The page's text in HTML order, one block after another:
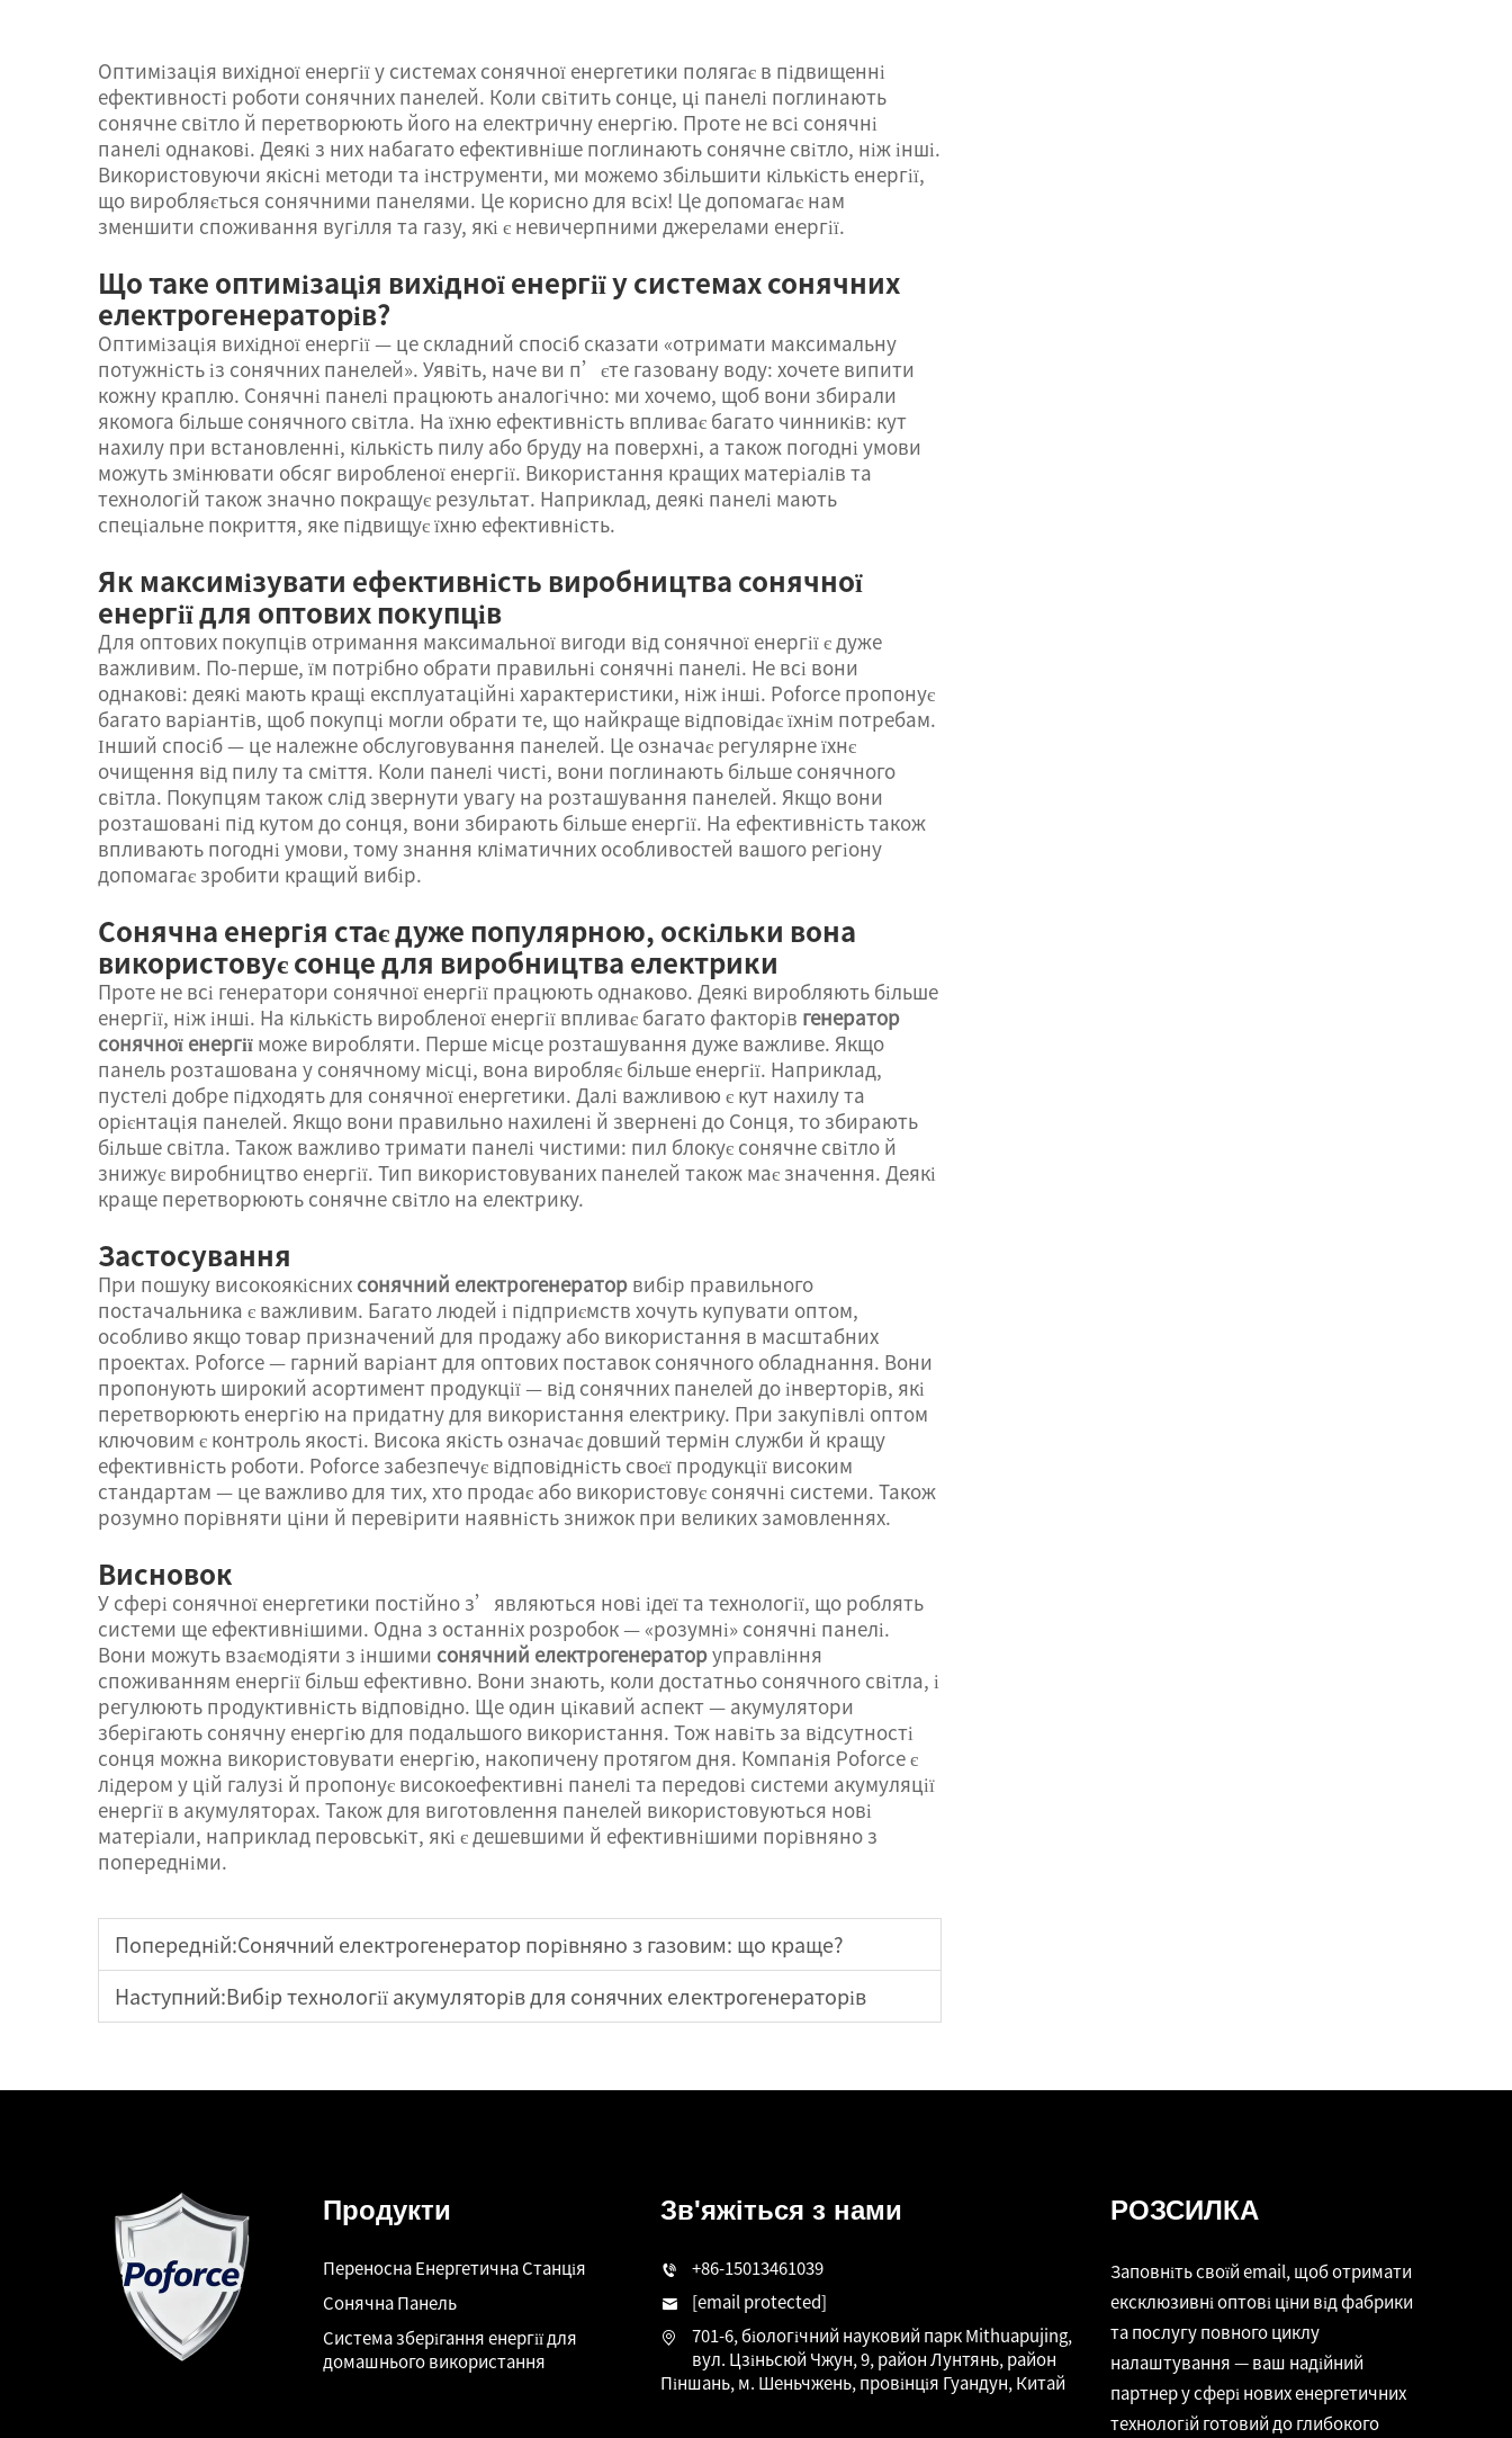
Оптимізація вихідної енергії у системах сонячної енергетики полягає в підвищенні
ефективності роботи сонячних панелей. Коли світить сонце, ці панелі поглинають
сонячне світло й перетворюють його на електричну енергію. Проте не всі сонячні
панелі однакові. Деякі з них набагато ефективніше поглинають сонячне світло, ніж інші.
Використовуючи якісні методи та інструменти, ми можемо збільшити кількість енергії,
що виробляється сонячними панелями. Це корисно для всіх! Це допомагає нам
зменшити споживання вугілля та газу, які є невичерпними джерелами енергії.
Що таке оптимізація вихідної енергії у системах сонячних
електрогенераторів?
Оптимізація вихідної енергії — це складний спосіб сказати «отримати максимальну
потужність із сонячних панелей». Уявіть, наче ви п’єте газовану воду: хочете випити
кожну краплю. Сонячні панелі працюють аналогічно: ми хочемо, щоб вони збирали
якомога більше сонячного світла. На їхню ефективність впливає багато чинників: кут
нахилу при встановленні, кількість пилу або бруду на поверхні, а також погодні умови
можуть змінювати обсяг виробленої енергії. Використання кращих матеріалів та
технологій також значно покращує результат. Наприклад, деякі панелі мають
спеціальне покриття, яке підвищує їхню ефективність.
Як максимізувати ефективність виробництва сонячної
енергії для оптових покупців
Для оптових покупців отримання максимальної вигоди від сонячної енергії є дуже
важливим. По-перше, їм потрібно обрати правильні сонячні панелі. Не всі вони
однакові: деякі мають кращі експлуатаційні характеристики, ніж інші. Poforce пропонує
багато варіантів, щоб покупці могли обрати те, що найкраще відповідає їхнім потребам.
Інший спосіб — це належне обслуговування панелей. Це означає регулярне їхнє
очищення від пилу та сміття. Коли панелі чисті, вони поглинають більше сонячного
світла. Покупцям також слід звернути увагу на розташування панелей. Якщо вони
розташовані під кутом до сонця, вони збирають більше енергії. На ефективність також
впливають погодні умови, тому знання кліматичних особливостей вашого регіону
допомагає зробити кращий вибір.
Сонячна енергія стає дуже популярною, оскільки вона
використовує сонце для виробництва електрики
Проте не всі генератори сонячної енергії працюють однаково. Деякі виробляють більше
енергії, ніж інші. На кількість виробленої енергії впливає багато факторів генератор
сонячної енергії може виробляти. Перше місце розташування дуже важливе. Якщо
панель розташована у сонячному місці, вона виробляє більше енергії. Наприклад,
пустелі добре підходять для сонячної енергетики. Далі важливою є кут нахилу та
орієнтація панелей. Якщо вони правильно нахилені й звернені до Сонця, то збирають
більше світла. Також важливо тримати панелі чистими: пил блокує сонячне світло й
знижує виробництво енергії. Тип використовуваних панелей також має значення. Деякі
краще перетворюють сонячне світло на електрику.
Застосування
При пошуку високоякісних сонячний електрогенератор вибір правильного
постачальника є важливим. Багато людей і підприємств хочуть купувати оптом,
особливо якщо товар призначений для продажу або використання в масштабних
проектах. Poforce — гарний варіант для оптових поставок сонячного обладнання. Вони
пропонують широкий асортимент продукції — від сонячних панелей до інверторів, які
перетворюють енергію на придатну для використання електрику. При закупівлі оптом
ключовим є контроль якості. Висока якість означає довший термін служби й кращу
ефективність роботи. Poforce забезпечує відповідність своєї продукції високим
стандартам — це важливо для тих, хто продає або використовує сонячні системи. Також
розумно порівняти ціни й перевірити наявність знижок при великих замовленнях.
Висновок
У сфері сонячної енергетики постійно з’являються нові ідеї та технології, що роблять
системи ще ефективнішими. Одна з останніх розробок — «розумні» сонячні панелі.
Вони можуть взаємодіяти з іншими сонячний електрогенераторуправління
споживанням енергії більш ефективно. Вони знають, коли достатньо сонячного світла, і
регулюють продуктивність відповідно. Ще один цікавий аспект — акумулятори
зберігають сонячну енергію для подальшого використання. Тож навіть за відсутності
сонця можна використовувати енергію, накопичену протягом дня. Компанія Poforce є
лідером у цій галузі й пропонує високоефективні панелі та передові системи акумуляції
енергії в акумуляторах. Також для виготовлення панелей використовуються нові
матеріали, наприклад перовськіт, які є дешевшими й ефективнішими порівняно з
попередніми.
Попередній:Сонячний електрогенератор порівняно з газовим: що краще?
Наступний:Вибір технології акумуляторів для сонячних електрогенераторів
Продукти
Переносна Енергетична Станція
Сонячна Панель
Система зберігання енергії для
домашнього використання
Зв'яжіться з нами
+86-15013461039
[email protected]
701-6, біологічний науковий парк Mithuapujing,
вул. Цзіньсюй Чжун, 9, район Лунтянь, район
Піншань, м. Шеньчжень, провінція Гуандун, Китай
РОЗСИЛКА
Заповніть своїй email, щоб отримати
ексклюзивні оптові ціни від фабрики
та послугу повного циклу
налаштування — ваш надійний
партнер у сфері нових енергетичних
технологій готовий до глибокого